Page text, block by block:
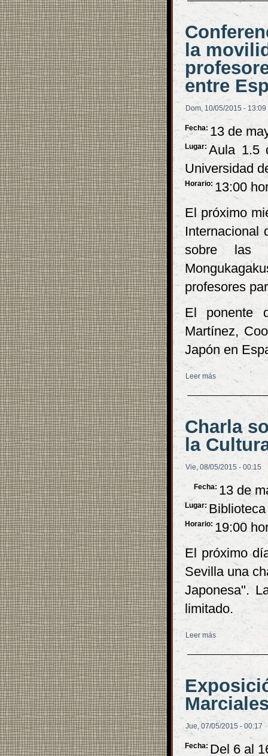
la
entre
Dom, 10/05/2015 - 13:09
Fecha: 13 de
Lugar:Aula 1.5
Universidad
Horario: 13:00
El próximo
Internacional
sobre las
profesores
El ponente
Martínez,
Japón en
Leer más
sobre
investigación
Charla
la
Vie, 08/05/2015 - 00:15
Fecha: 13 de
Lugar:
Horario: 19:00
El próximo
Sevilla una
Japonesa".
limitado.
Leer más sobre Charla
Jue, 07/05/2015 - 00:17
Fecha: Del 6 al